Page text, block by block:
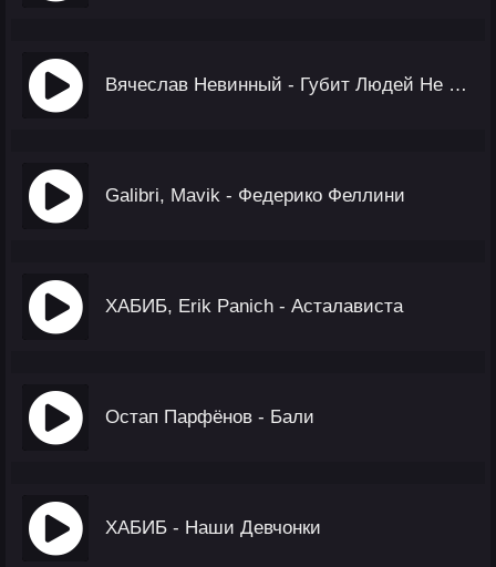
Вячеслав Невинный - Губит Людей Не Пиво
Galibri, Mavik - Федерико Феллини
ХАБИБ, Erik Panich - Асталависта
Остап Парфёнов - Бали
ХАБИБ - Наши Девчонки